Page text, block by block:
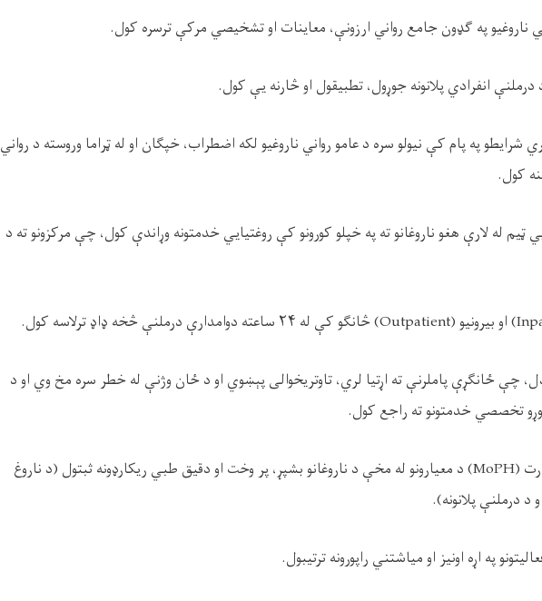
ناروغیو په ګډون جامع رواني ارزونې، معاینات او تشخیصي مرکې ترسره کول.
درملنې انفرادي پلانونه جوړول، تطبیقول او څارنه یې کول.
شرايطو په پام کې نیولو سره د عامو رواني ناروغیو لکه اضطراب، خپګان او له ټراما وروسته د رواني
ټیم له لارې هغو ناروغانو ته په خپلو کورونو کې روغتیایي خدمتونه وړاندې کول، چې مرکزونو ته د
چې ځانګړې پاملرنې ته اړتیا لري، تاوتریخوالی پېښوي او د ځان ‌وژنې له خطر سره مخ وي او د
تخصصي خدمتونو ته راجع کول.
• د عامې روغتیا وزارت (MoPH) د معیارونو له مخې د ناروغانو بشپړ، پر وخت او دقیق طبي ریکارډونه ثبتول (د ناروغ
درملنې پلانونه).
په اړه اونیز او میاشتني راپورونه ترتیبول.